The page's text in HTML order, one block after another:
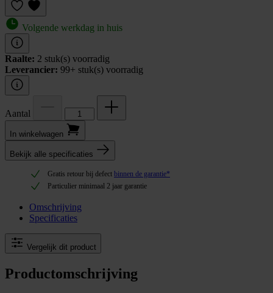
Volgende werkdag in huis
Raalte: 2 stuk(s) voorradig
Leverancier: 99+ stuk(s) voorradig
Aantal
In winkel­wagen
Bekijk alle specificaties
Gratis retour bij defect binnen de garantie*
Particulier minimaal 2 jaar garantie
Omschrijving
Specificaties
Vergelijk dit product
Productomschrijving